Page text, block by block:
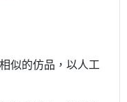
似的仿品，以人工